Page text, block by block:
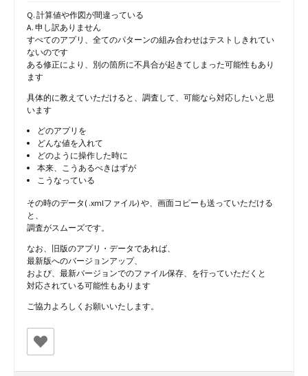
Q. 計算値や作図が間違っている
A. 申し訳ありません
すぺてのアプリ、全てのパターンの組み合わせはテストしきれてい
ないのです
ある修正により、別の箇所に不具合が起きてしまった可能性もあり
ます
具体的に教えていただけると、調査して、可能なら対応したいと思
います
どのアプリを
どんな値を入れて
どのように操作した時に
本来、こうあるべきはずが
こうなっている
その時のデータ( .xmlファイル) や、画面コピーも送っていただける
と、
調査がスムーズです。
なお、旧版のアプリ・データであれば、
最新版へのバージョンアップ、
および、最新バージョンでのファイル保存、を行っていただくと
対応されている可能性もあります
ご協力よろしくお願いいたします。